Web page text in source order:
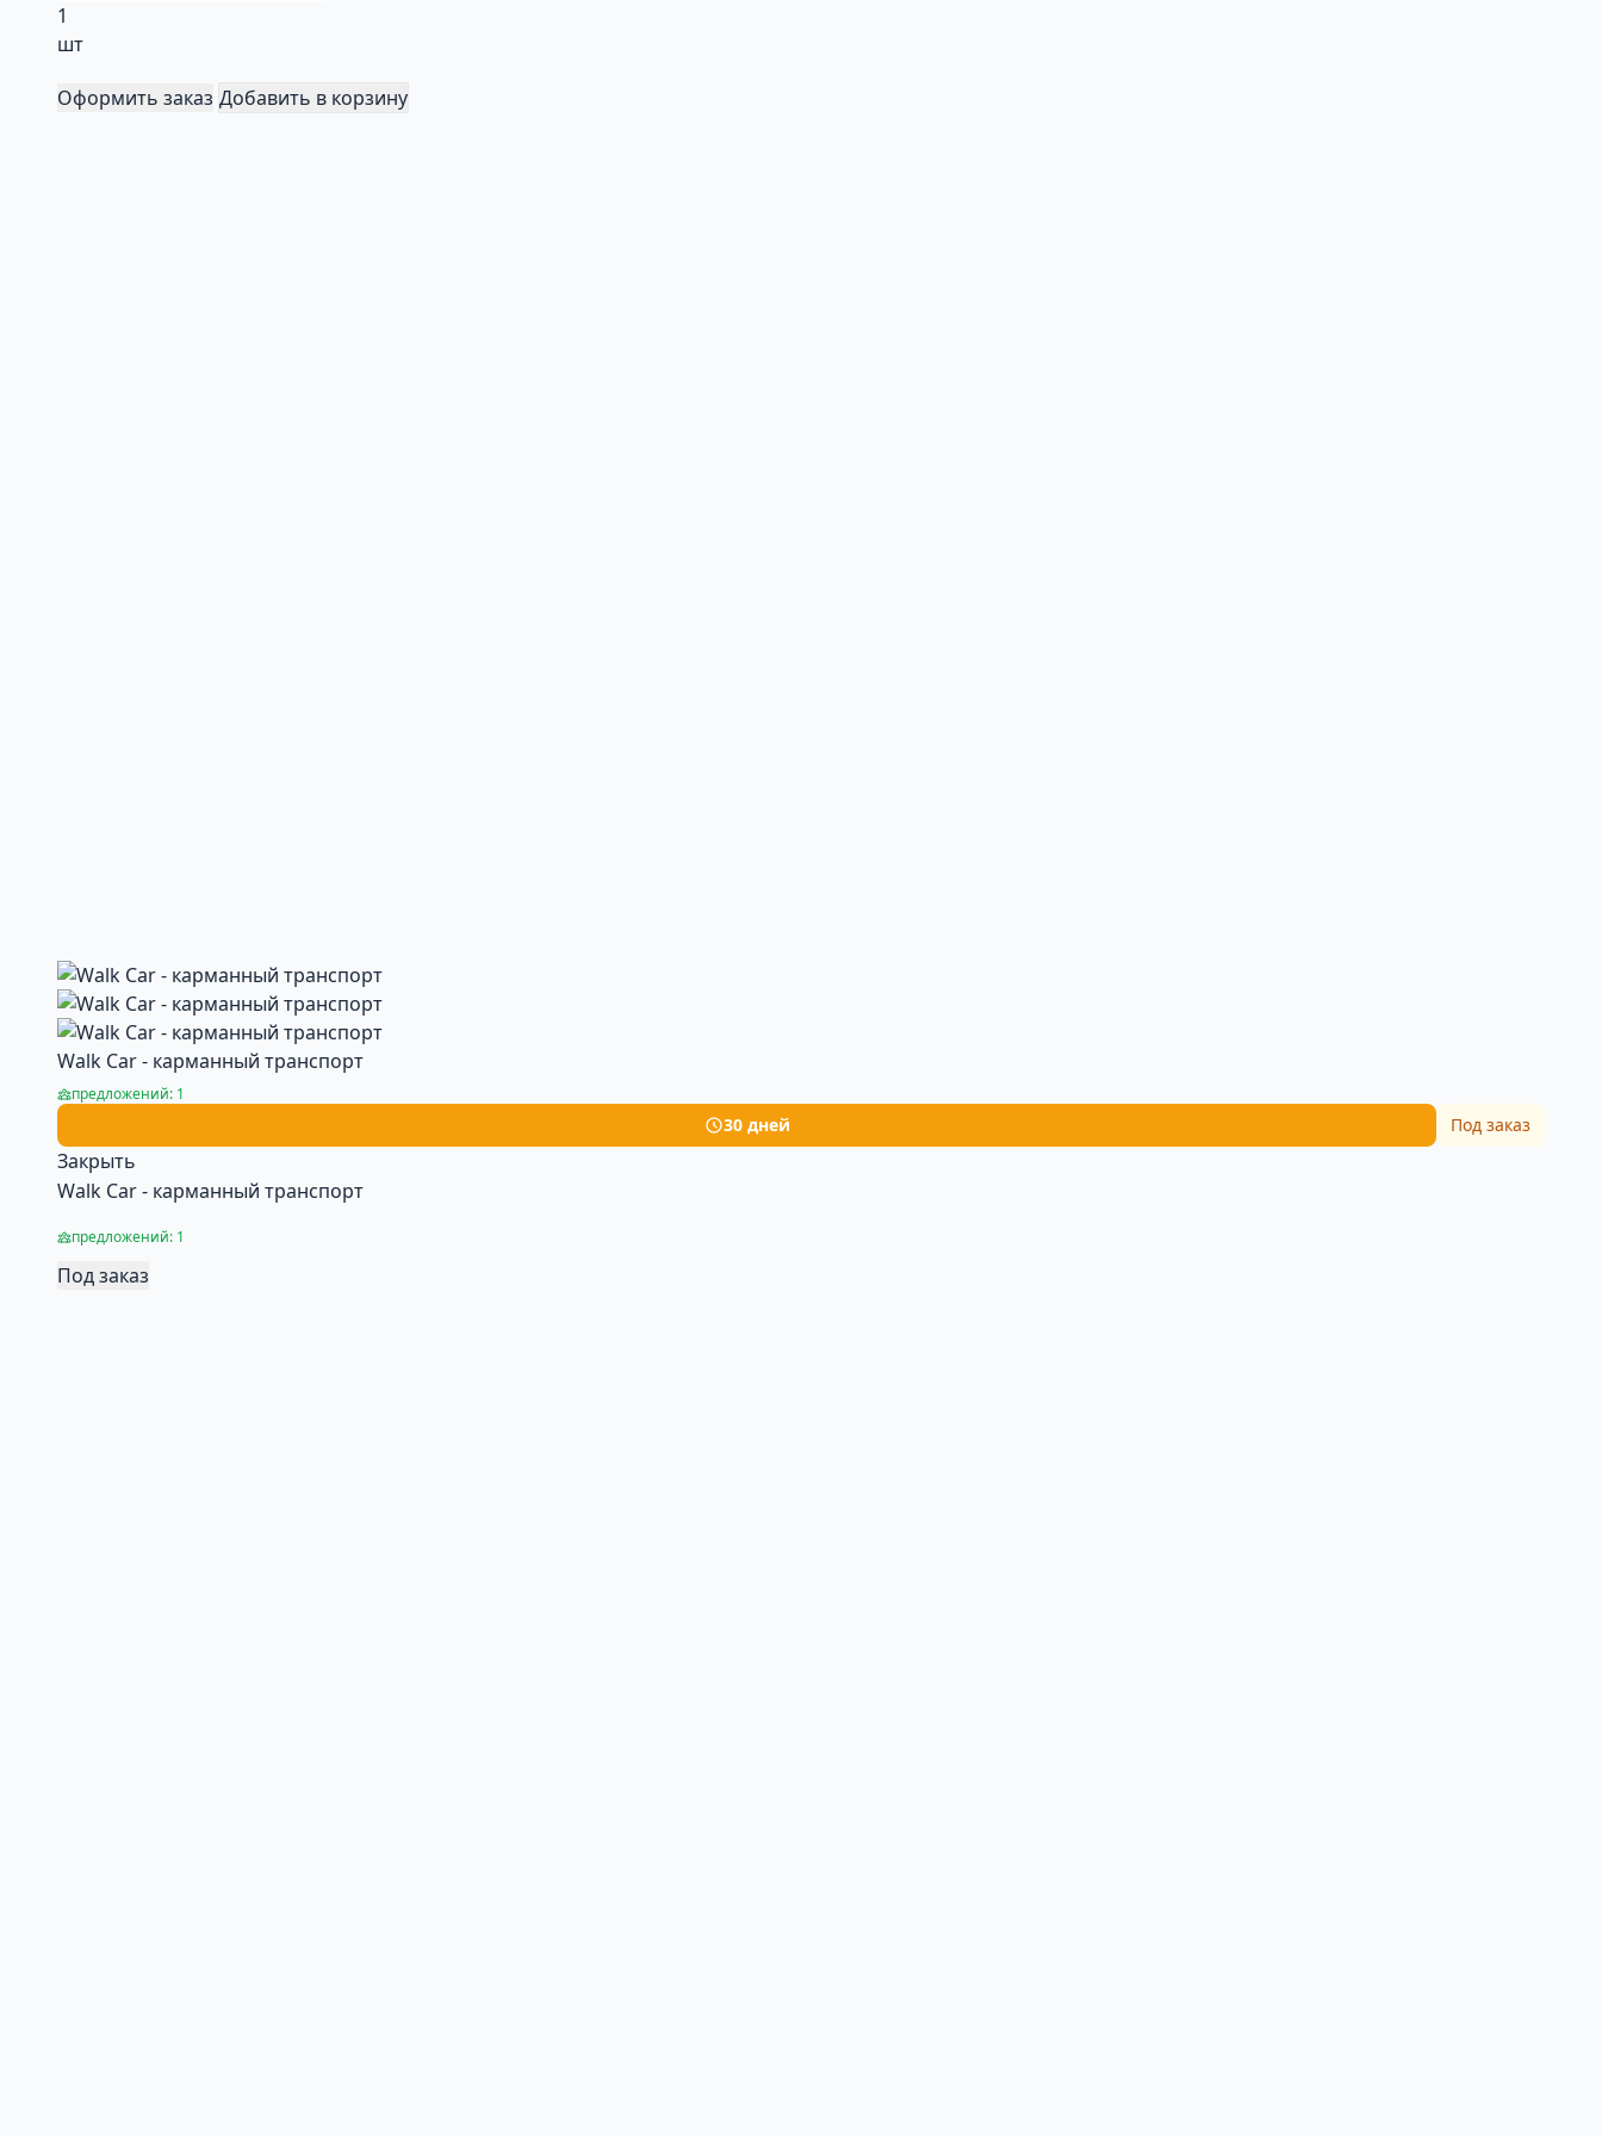
1
шт
Оформить заказ Добавить в корзину
Walk Car - карманный транспорт
предложений: 1
30 дней Под заказ
Закрыть
Walk Car - карманный транспорт
предложений: 1
Под заказ